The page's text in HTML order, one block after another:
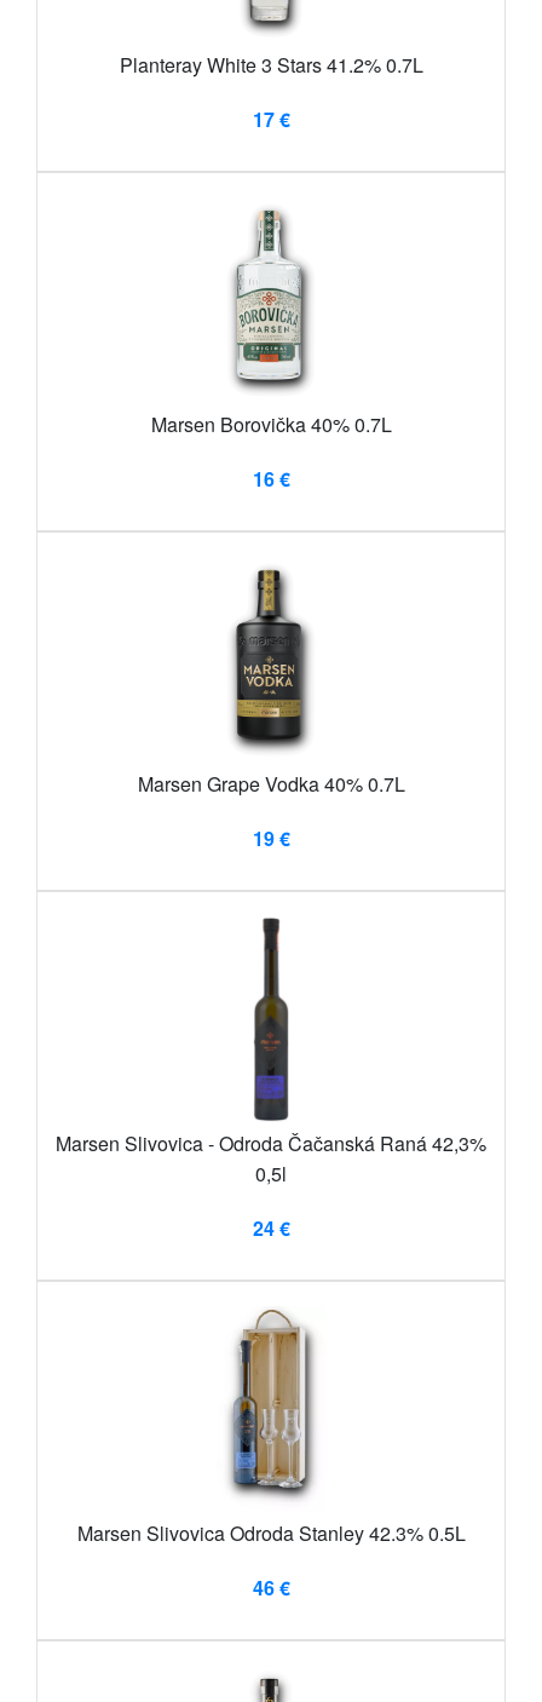
Planteray White 3 Stars 41.2% 0.7L
17 €
Marsen Borovička 40% 0.7L
16 €
Marsen Grape Vodka 40% 0.7L
19 €
Marsen Slivovica - Odroda Čačanská Raná 42,3%
0,5l
24 €
Marsen Slivovica Odroda Stanley 42.3% 0.5L
46 €